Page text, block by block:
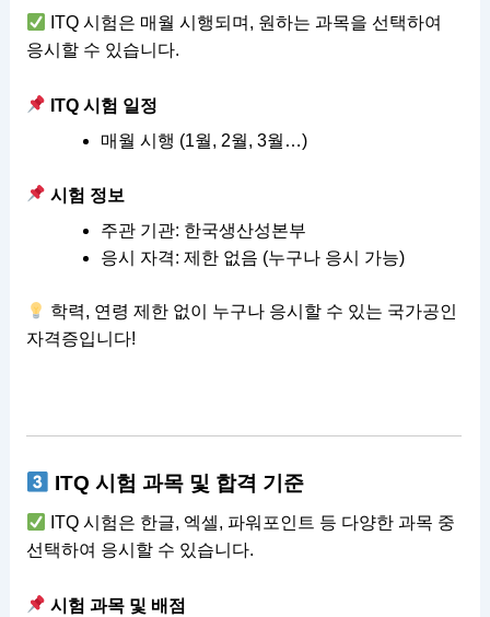
ITQ 시험은 매월 시행되며, 원하는 과목을 선택하여
응시할 수 있습니다.
ITQ 시험 일정
매월 시행 (1월, 2월, 3월…)
시험 정보
주관 기관: 한국생산성본부
응시 자격: 제한 없음 (누구나 응시 가능)
학력, 연령 제한 없이 누구나 응시할 수 있는 국가공인
자격증입니다!
ITQ 시험 과목 및 합격 기준
ITQ 시험은 한글, 엑셀, 파워포인트 등 다양한 과목 중
선택하여 응시할 수 있습니다.
시험 과목 및 배점